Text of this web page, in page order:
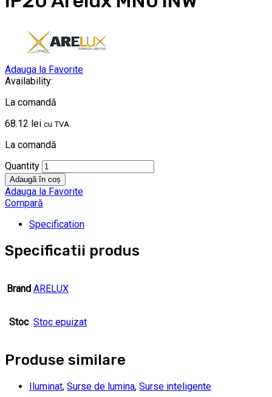
Adauga la Favorite
Availability:
La comandă
68.12 lei cu TVA
La comandă
Quantity
Adaugă în coș
Adauga la Favorite
Compară
Specification
Specificatii produs
Brand ARELUX
Stoc Stoc epuizat
Produse similare
Iluminat, Surse de lumina, Surse inteligente